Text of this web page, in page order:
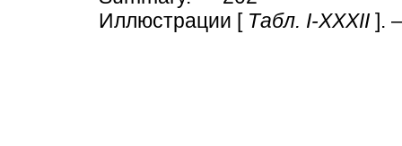
Иллюстрации [ Табл. I-XXXII ].